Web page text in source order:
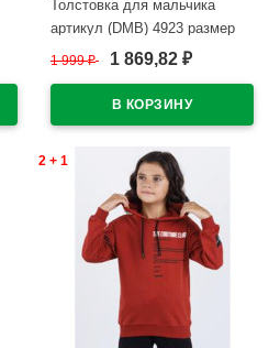
Толстовка для мальчика
артикул (DMB) 4923 размер
32/128-44/164 цвет желтый
1 999₽ 1 869,82 ₽
2 + 1